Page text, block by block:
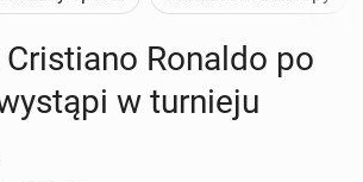
Ronaldo po
w tur­nie­ju